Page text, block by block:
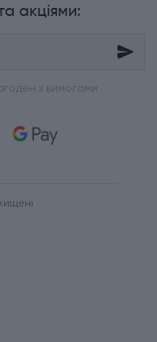
акціями:
згоден з вимогами